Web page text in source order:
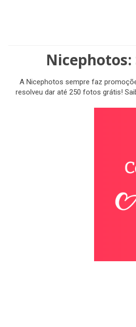
A Nicephotos sempre faz
resolveu dar até 250 fotos grátis!